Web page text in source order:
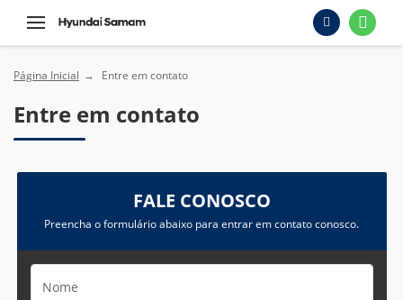
Página Inicial Entre em contato
Entre em contato
FALE CONOSCO
Preencha o formulário abaixo para entrar em contato conosco.